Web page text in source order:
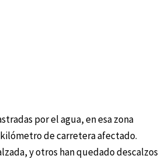
por el agua, en esa zona
kilómetro de carretera afectado.
y otros han quedado descalzos